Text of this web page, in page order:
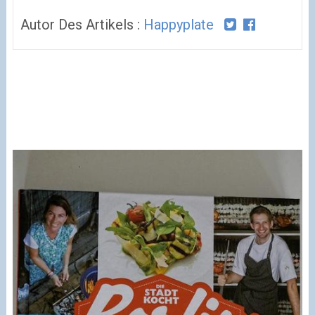
Autor Des Artikels : Happyplate